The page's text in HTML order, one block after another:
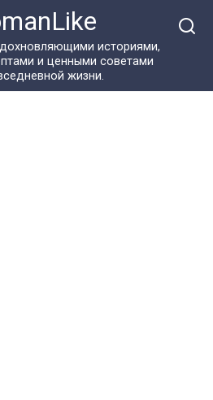
историями,
и ценными советами
жизни.